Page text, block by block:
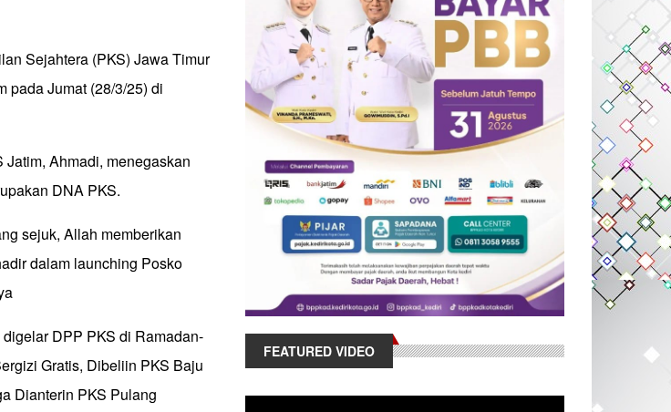
Sejahtera (PKS) Jawa Timur
pada Jumat (28/3/25) di
Ahmadi, menegaskan
DNA PKS.
sejuk, Allah memberikan
dalam launching Posko
DPP PKS di Ramadan-
Gratis, Dibeliin PKS Baju
Dianterin PKS Pulang
FEATURED VIDEO